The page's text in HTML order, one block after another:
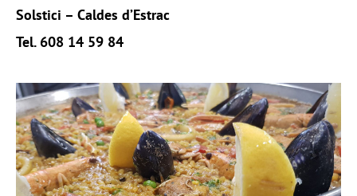
Solstici – Caldes d’Estrac
Tel. 608 14 59 84